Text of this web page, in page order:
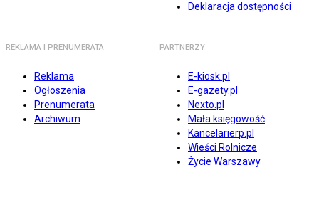
Deklaracja dostępności
REKLAMA I PRENUMERATA
Reklama
Ogłoszenia
Prenumerata
Archiwum
PARTNERZY
E-kiosk.pl
E-gazety.pl
Nexto.pl
Mała księgowość
Kancelarierp.pl
Wieści Rolnicze
Życie Warszawy